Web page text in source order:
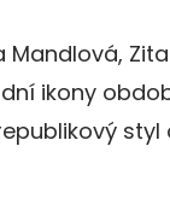
Mandlová,
ikony
styl